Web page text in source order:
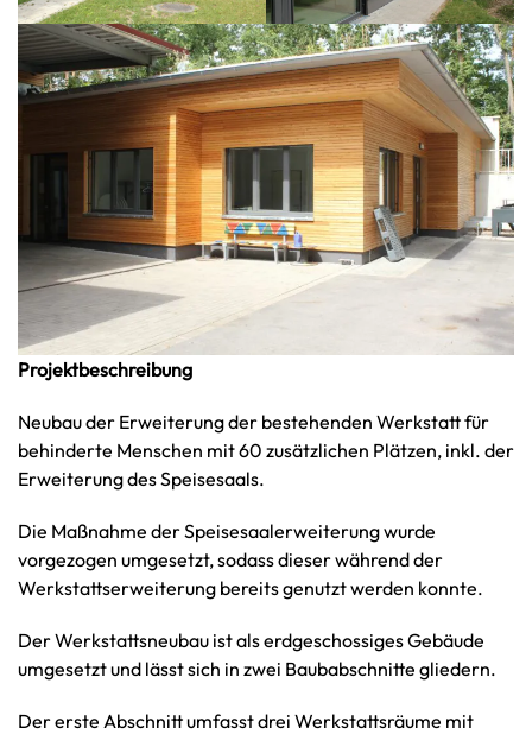
Projektbeschreibung
Neubau der Erweiterung der bestehenden Werkstatt für
behinderte Menschen mit 60 zusätzlichen Plätzen, inkl. der
Erweiterung des Speisesaals.
Die Maßnahme der Speisesaalerweiterung wurde
vorgezogen umgesetzt, sodass dieser während der
Werkstattserweiterung bereits genutzt werden konnte.
Der Werkstattsneubau ist als erdgeschossiges Gebäude
umgesetzt und lässt sich in zwei Baubabschnitte gliedern.
Der erste Abschnitt umfasst drei Werkstattsräume mit